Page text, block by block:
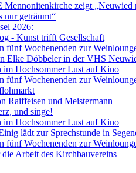
zeigt „Neuwied
nur geträumt“
2026:
- Kunst trifft Gesellschaft
fünf Wochenenden zur
Elke Döbbeler in der VHS
im Hochsommer Lust auf Kino
fünf Wochenenden zur
Raiffeisen und Meistermann
und singe!
im Hochsommer Lust auf Kino
lädt zur Sprechstunde in
fünf Wochenenden zur
Arbeit des Kirchbauvereins